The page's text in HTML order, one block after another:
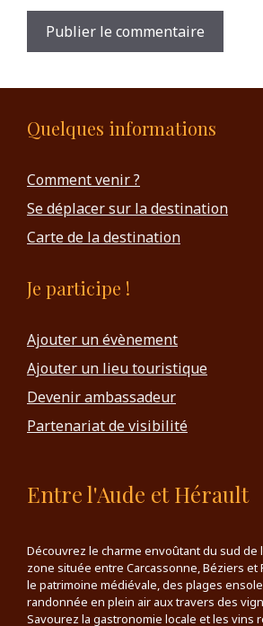
Quelques informations
Comment venir ?
Se déplacer sur la destination
Carte de la destination
Je participe !
Ajouter un évènement
Ajouter un lieu touristique
Devenir ambassadeur
Partenariat de visibilité
Entre l'Aude et Hérault
Découvrez le charme envoûtant du sud de
zone située entre Carcassonne, Béziers et
le patrimoine médiévale, des plages
randonnée en plein air aux travers des
Savourez la gastronomie locale et les vins